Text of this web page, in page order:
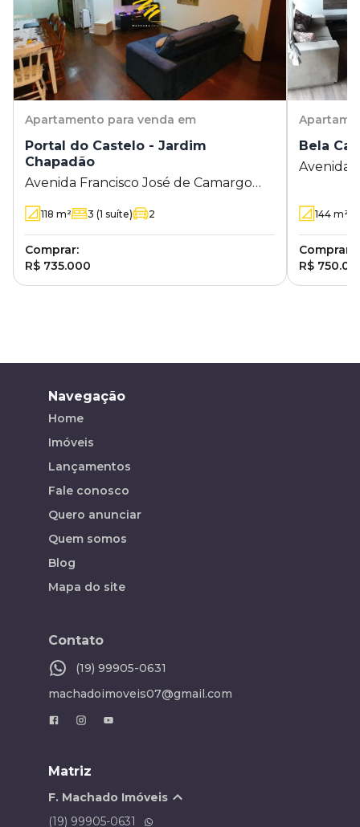
Apartamento para venda em
Portal do Castelo - Jardim
Chapadão
Avenida Francisco José de Camargo
Andrade 44 - Jardim Chapadão -
Campinas - SP
118 m² 3 (1 suíte) 2
Comprar:
R$ 735.000
Bela
Avenida
144 m²
Comprar:
R$
Navegação
Home
Imóveis
Lançamentos
Fale conosco
Quero anunciar
Quem somos
Blog
Mapa do site
Contato
(19) 99905-0631
machadoimoveis07@gmail.com
Matriz
F. Machado Imóveis
(19) 99905-0631